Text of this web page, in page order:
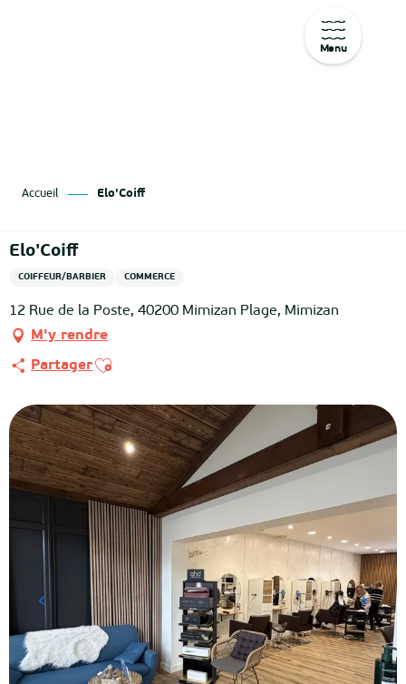
Menu
Accueil Elo'Coiff
Elo'Coiff
COIFFEUR/BARBIER COMMERCE
12 Rue de la Poste, 40200 Mimizan Plage, Mimizan
M'y rendre
PartagerAjouter aux favoris